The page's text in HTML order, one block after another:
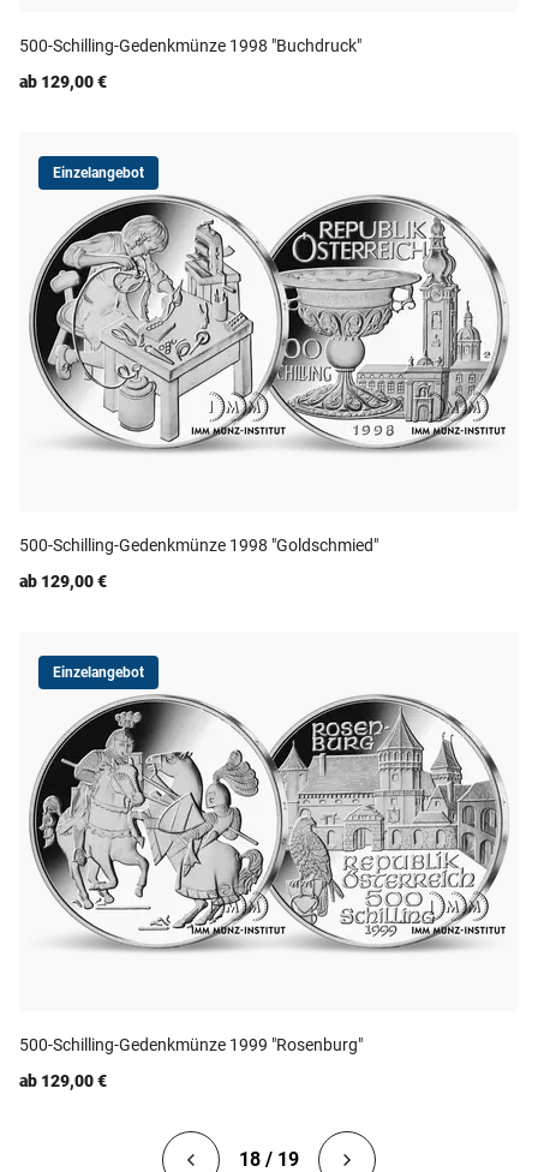
500-Schilling-Gedenkmünze 1998 "Buchdruck"
ab 129,00 €
Einzelangebot
500-Schilling-Gedenkmünze 1998 "Goldschmied"
ab 129,00 €
Einzelangebot
500-Schilling-Gedenkmünze 1999 "Rosenburg"
ab 129,00 €
18 / 19